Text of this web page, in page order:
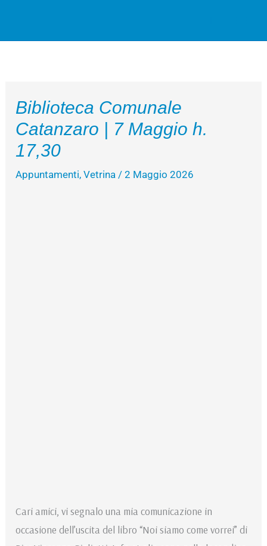
Biblioteca Comunale
Catanzaro | 7 Maggio h.
17,30
Appuntamenti,Vetrina /2 Maggio 2026
Cari amici, vi segnalo una mia comunicazione in
occasione dell’uscita del libro “Noi siamo come vorrei” di